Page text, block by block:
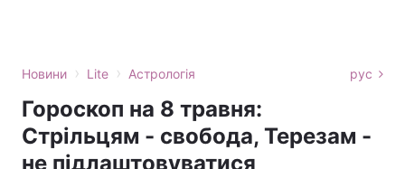
Новини › Lite › Астрологія рус
Гороскоп на 8 травня:
Стрільцям - свобода, Терезам -
не підлаштовуватися